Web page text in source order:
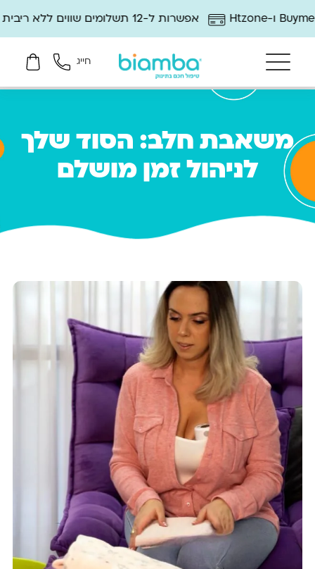
אפשרות ל-12 תשלומים שווים ללא ריבית 12
חייג
משאבת חלב: הסוד שלך
לניהול זמן מושלם